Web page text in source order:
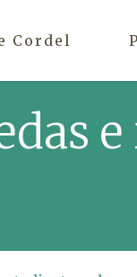
Cordel